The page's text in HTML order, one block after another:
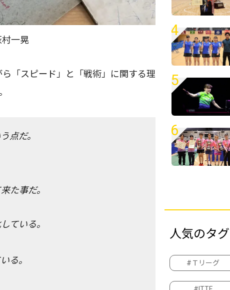
一晃
「スピード」と「戦術」に関する理
点だ。
た事だ。
ている。
る。
4
5
6
人気のタグ
#Ｔリーグ